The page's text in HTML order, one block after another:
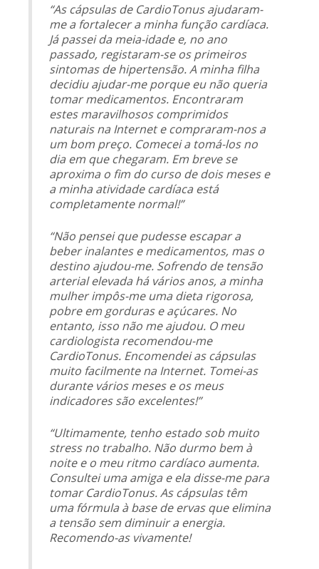
“As cápsulas de CardioTonus ajudaram-
me a fortalecer a minha função cardíaca.
Já passei da meia-idade e, no ano
passado, registaram-se os primeiros
sintomas de hipertensão. A minha filha
decidiu ajudar-me porque eu não queria
tomar medicamentos. Encontraram
estes maravilhosos comprimidos
naturais na Internet e compraram-nos a
um bom preço. Comecei a tomá-los no
dia em que chegaram. Em breve se
aproxima o fim do curso de dois meses e
a minha atividade cardíaca está
completamente normal!”
“Não pensei que pudesse escapar a
beber inalantes e medicamentos, mas o
destino ajudou-me. Sofrendo de tensão
arterial elevada há vários anos, a minha
mulher impôs-me uma dieta rigorosa,
pobre em gorduras e açúcares. No
entanto, isso não me ajudou. O meu
cardiologista recomendou-me
CardioTonus. Encomendei as cápsulas
muito facilmente na Internet. Tomei-as
durante vários meses e os meus
indicadores são excelentes!”
“Ultimamente, tenho estado sob muito
stress no trabalho. Não durmo bem à
noite e o meu ritmo cardíaco aumenta.
Consultei uma amiga e ela disse-me para
tomar CardioTonus. As cápsulas têm
uma fórmula à base de ervas que elimina
a tensão sem diminuir a energia.
Recomendo-as vivamente!